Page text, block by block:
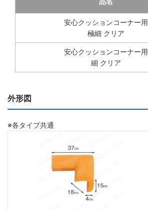
安心クッションコーナー用
極細 クリア
安心クッションコーナー用
細 クリア
外形図
※各タイプ共通